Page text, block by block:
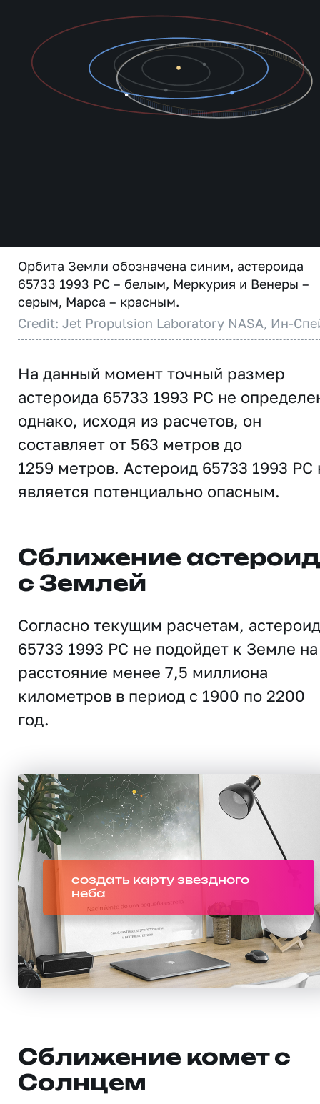
Орбита Земли обозначена синим, астероида
65733 1993 PC – белым, Меркурия и Венеры –
серым, Марса – красным.
Credit: Jet Propulsion Laboratory NASA, Ин-
На данный момент точный размер
астероида 65733 1993 PC не
однако, исходя из расчетов, он
составляет от 563 метров до
1259 метров. Астероид 65733 1993 PC
является потенциально опасным.
Сближение
с Землей
Согласно текущим расчетам, астероид
65733 1993 PC не подойдет к Земле на
расстояние менее 7,5 миллиона
километров в период с 1900 по 2200
год.
создать карту звездного
неба
Сближение комет с
Солнцем